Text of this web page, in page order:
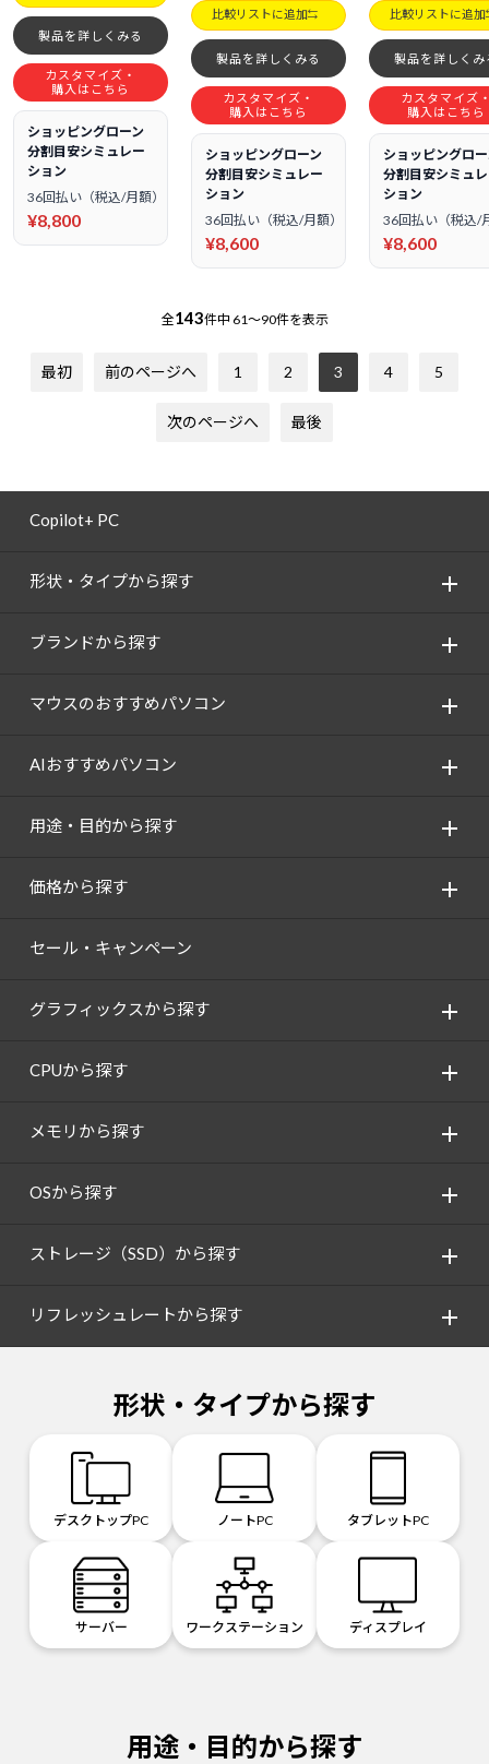
製品を詳しくみる
カスタマイズ・
購入はこちら
ショッピングローン
分割目安シミュレー
ション
36回払い（税込/月額）
¥8,800
比較リストに追加
製品を詳しくみる
カスタマイズ・
購入はこちら
ショッピングローン
分割目安シミュレー
ション
36回払い（税込/月額）
¥8,600
比較リストに追加
製品を詳しくみ
カスタマイズ
購入はこちら
ショッピングロ
分割目安シミュ
ション
36回払い（税込/
¥8,600
全143件中 61～90件を表示
最初 前のページへ 1 2 3 4 5
次のページへ 最後
Copilot+ PC
形状・タイプから探す
ブランドから探す
マウスのおすすめパソコン
AIおすすめパソコン
用途・目的から探す
価格から探す
セール・キャンペーン
グラフィックスから探す
CPUから探す
メモリから探す
OSから探す
ストレージ（SSD）から探す
リフレッシュレートから探す
形状・タイプから探す
デスクトップPC ノートPC タブレットPC
サーバー ワークステーション ディスプレイ
用途・目的から探す